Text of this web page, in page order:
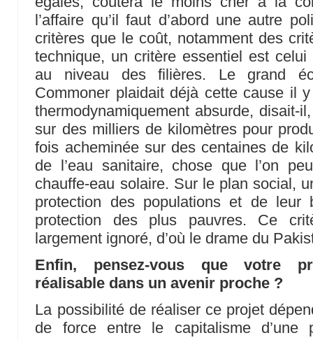
l’affaire qu’il faut d’abord une autre
critères que le coût, notamment des
technique, un critère essentiel est celui
au niveau des filières. Le grand
Commoner plaidait déjà cette cause il
thermodynamiquement absurde, disait-
sur des milliers de kilomètres pour
fois acheminée sur des centaines de
de l’eau sanitaire, chose que l’on
chauffe-eau solaire. Sur le plan social,
protection des populations et de leur
protection des plus pauvres. Ce
largement ignoré, d’où le drame du
Enfin, pensez-vous que votre
réalisable dans un avenir proche ?
La possibilité de réaliser ce projet
de force entre le capitalisme